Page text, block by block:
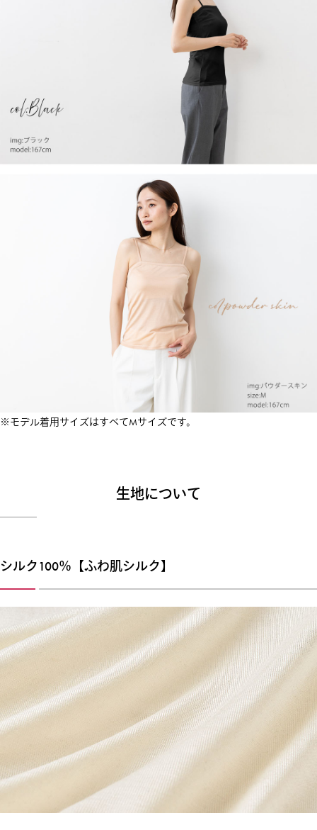
※モデル着用サイズはすべてMサイズです。
生地について
シルク100％【ふわ肌シルク】